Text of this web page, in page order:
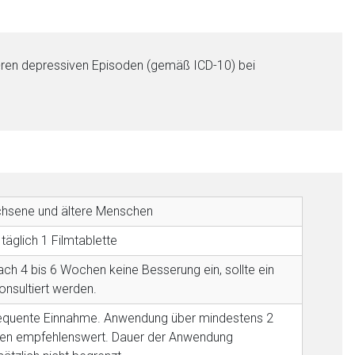
depressiven Episoden (gemäß ICD-10) bei
und ältere Menschen
1 Filmtablette
4 bis 6 Wochen keine Besserung ein, sollte ein
werden.
Einnahme. Anwendung über mindestens 2
empfehlenswert. Dauer der Anwendung
Web-Seite ist deren
Zur Seite